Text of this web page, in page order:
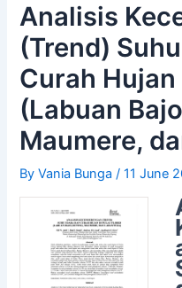
Analisis
(Trend)
Curah
(Labuan
Maumere,
ByVania Bunga/11 June